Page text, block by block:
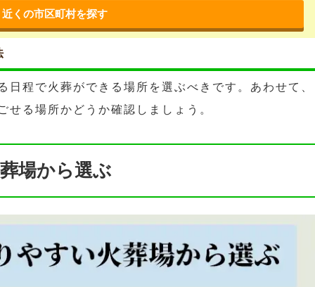
近くの市区町村を探す
日程で火葬ができる場所を選ぶべきです。あわせて、
せる場所かどうか確認しましょう。
場から選ぶ